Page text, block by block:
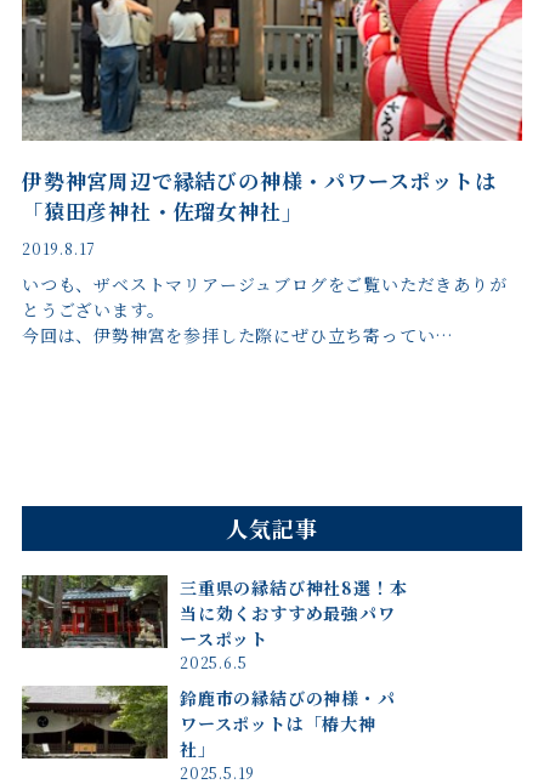
伊勢神宮周辺で縁結びの神様・パワースポットは
「猿田彦神社・佐瑠女神社」
2019.8.17
いつも、ザベストマリアージュブログをご覧いただきありが
とうございます。
今回は、伊勢神宮を参拝した際にぜひ立ち寄ってい…
人気記事
三重県の縁結び神社8選！本
当に効くおすすめ最強パワ
ースポット
2025.6.5
鈴鹿市の縁結びの神様・パ
ワースポットは「椿大神
社」
2025.5.19